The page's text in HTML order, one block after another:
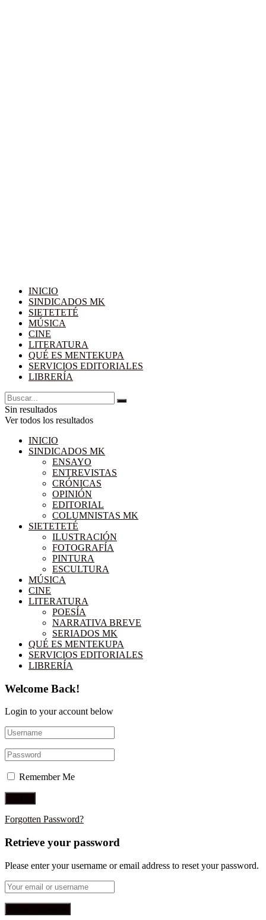
INICIO
SINDICADOS MK
SIETETETÉ
MÚSICA
CINE
LITERATURA
QUÉ ES MENTEKUPA
SERVICIOS EDITORIALES
LIBRERÍA
Sin resultados
Ver todos los resultados
INICIO
SINDICADOS MK
ENSAYO
ENTREVISTAS
CRÓNICAS
OPINIÓN
EDITORIAL
COLUMNISTAS MK
SIETETETÉ
ILUSTRACIÓN
FOTOGRAFÍA
PINTURA
ESCULTURA
MÚSICA
CINE
LITERATURA
POESÍA
NARRATIVA BREVE
SERIADOS MK
QUÉ ES MENTEKUPA
SERVICIOS EDITORIALES
LIBRERÍA
Welcome Back!
Login to your account below
Remember Me
Forgotten Password?
Retrieve your password
Please enter your username or email address to reset your password.